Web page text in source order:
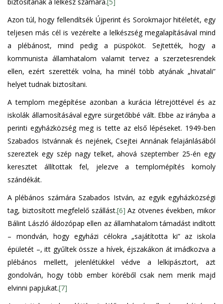
Azon túl, hogy fellendítsék Újperint és Sorokmajor hitéletét, egy
teljesen más cél is vezérelte a lelkészség megalapításával mind
a plébánost, mind pedig a püspököt. Sejtették, hogy a
kommunista államhatalom valamit tervez a szerzetesrendek
ellen, ezért szerették volna, ha minél több atyának „hivatali”
helyet tudnak biztosítani.
A templom megépítése azonban a kurácia létrejöttével és az
iskolák államosításával egyre sürgetőbbé vált. Ebbe az irányba a
perinti egyházközség meg is tette az első lépéseket. 1949-ben
Szabados Istvánnak és nejének, Csejtei Annának felajánlásából
szereztek egy szép nagy telket, ahová szeptember 25-én egy
keresztet állítottak fel, jelezve a templomépítés komoly
szándékát.
A plébános számára Szabados István, az egyik egyházközségi
tag, biztosított megfelelő szállást.[6] Az ötvenes években, mikor
Bálint László áldozópap ellen az államhatalom támadást indított
– mondván, hogy egyházi célokra „sajátította ki” az iskola
épületét –, itt gyűltek össze a hívek, éjszakákon át imádkozva a
plébános mellett, jelenlétükkel védve a lelkipásztort, azt
gondolván, hogy több ember köréből csak nem merik majd
elvinni papjukat.[7]